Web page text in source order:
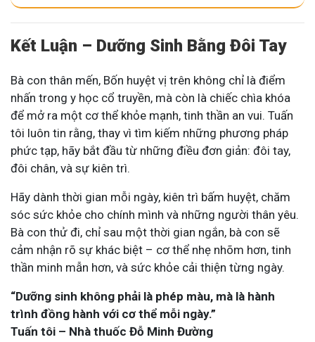
Kết Luận – Dưỡng Sinh Bằng Đôi Tay
Bà con thân mến, Bốn huyệt vị trên không chỉ là điểm
nhấn trong y học cổ truyền, mà còn là chiếc chìa khóa
để mở ra một cơ thể khỏe mạnh, tinh thần an vui. Tuấn
tôi luôn tin rằng, thay vì tìm kiếm những phương pháp
phức tạp, hãy bắt đầu từ những điều đơn giản: đôi tay,
đôi chân, và sự kiên trì.
Hãy dành thời gian mỗi ngày, kiên trì bấm huyệt, chăm
sóc sức khỏe cho chính mình và những người thân yêu.
Bà con thử đi, chỉ sau một thời gian ngắn, bà con sẽ
cảm nhận rõ sự khác biệt – cơ thể nhẹ nhõm hơn, tinh
thần minh mẫn hơn, và sức khỏe cải thiện từng ngày.
“Dưỡng sinh không phải là phép màu, mà là hành
trình đồng hành với cơ thể mỗi ngày.”
Tuấn tôi – Nhà thuốc Đỗ Minh Đường